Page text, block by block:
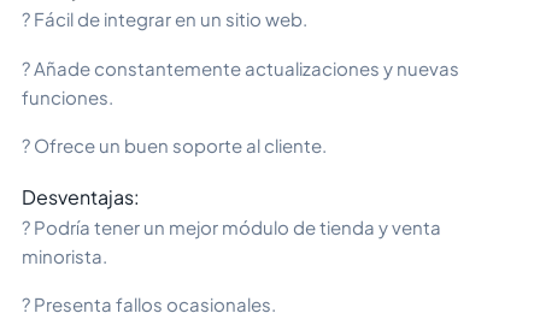
? Fácil de integrar en un sitio web.
? Añade constantemente actualizaciones y nuevas
funciones.
? Ofrece un buen soporte al cliente.
Desventajas:
? Podría tener un mejor módulo de tienda y venta
minorista.
? Presenta fallos ocasionales.